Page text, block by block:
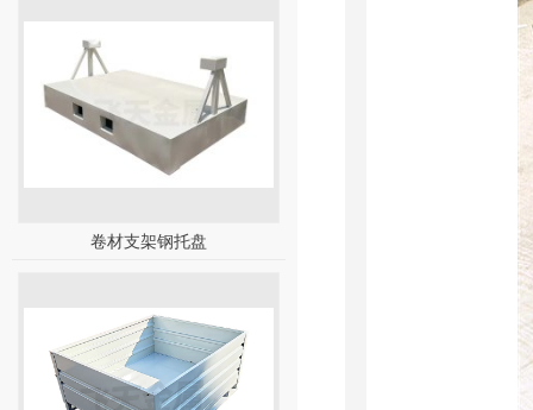
卷材支架钢托盘